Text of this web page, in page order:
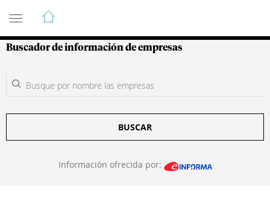
Guía de Empresas Colombianas
Buscador de información de empresas
BUSCAR
Información ofrecida por: